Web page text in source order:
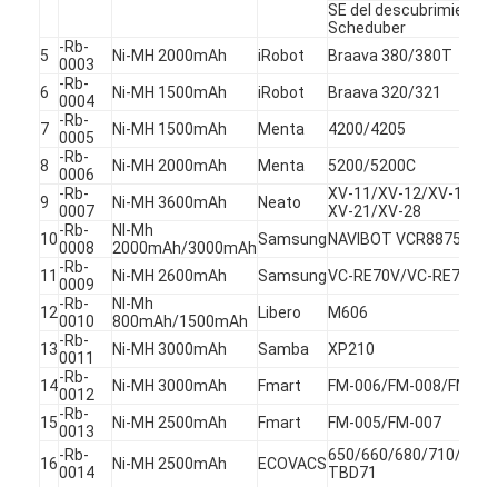
Hogar
Productos
SE del descubrimiento;
Scheduber
5
-Rb-
0003
Ni-MH 2000mAh iRobot Braava 380/380T
6
-Rb-
0004
Ni-MH 1500mAh iRobot Braava 320/321
7
-Rb-
0005
Ni-MH 1500mAh Menta 4200/4205
8
-Rb-
0006
Ni-MH 2000mAh Menta 5200/5200C
9
-Rb-
0007
Ni-MH 3600mAh Neato
XV-11/XV-12/XV-14/
XV-21/XV-28
10-Rb-
0008
NI-Mh
2000mAh/3000mAhSamsung NAVIBOT VCR8875
11 -Rb-
0009
Ni-MH 2600mAh SamsungVC-RE70V/VC-RE72V/
12-Rb-
0010
NI-Mh
800mAh/1500mAh
Libero M606
13-Rb-
0011
Ni-MH 3000mAh Samba XP210
14-Rb-
0012
Ni-MH 3000mAh Fmart FM-006/FM-008/FM010
15-Rb-
0013
Ni-MH 2500mAh Fmart FM-005/FM-007
16-Rb-
0014
Ni-MH 2500mAh ECOVACS650/660/680/710/720/
TBD71